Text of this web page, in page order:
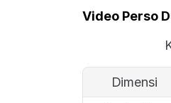
Video Perso
Dimensi